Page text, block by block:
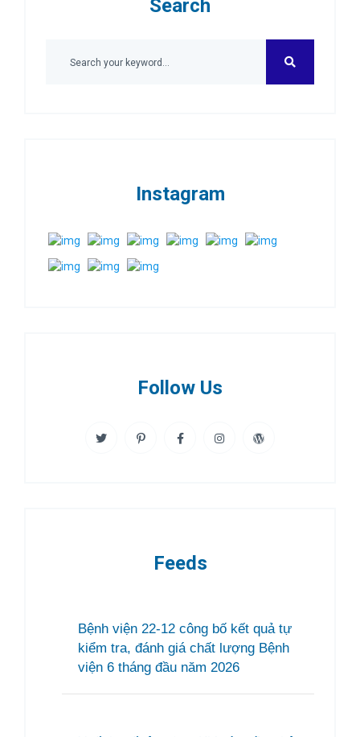
Search
Instagram
Follow Us
Feeds
Bệnh viện 22-12 công bố kết quả tự
kiểm tra, đánh giá chất lượng Bệnh
viện 6 tháng đầu năm 2026